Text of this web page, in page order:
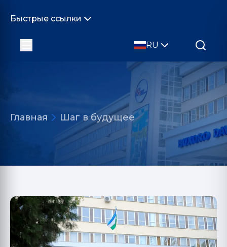
Быстрые ссылки
RU
Главная Шаг в будущее